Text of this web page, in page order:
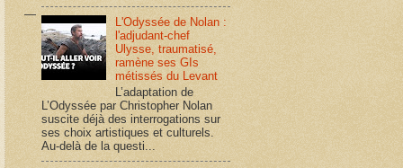
L'Odyssée de Nolan :
l'adjudant-chef
Ulysse, traumatisé,
ramène ses GIs
métissés du Levant
L’adaptation de
L’Odyssée par Christopher Nolan
suscite déjà des interrogations sur
ses choix artistiques et culturels.
Au-delà de la questi...